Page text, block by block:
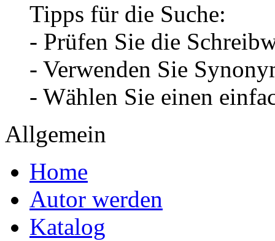
Tipps für die Suche:
- Prüfen Sie die
- Verwenden Sie
- Wählen Sie einen
Allgemein
Home
Autor werden
Katalog